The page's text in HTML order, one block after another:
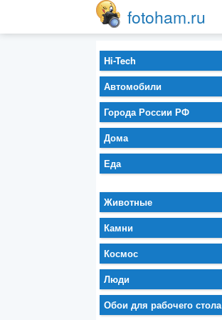
fotoham.ru
Hi-Tech
Автомобили
Города России РФ
Дома
Еда
Животные
Камни
Космос
Люди
Обои для рабочего стола